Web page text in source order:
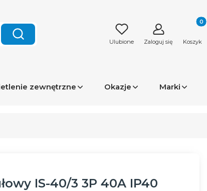
Szukaj Ulubione Zaloguj się Koszyk
zewnętrzne Okazje Marki
IS-40/3 3P 40A IP40